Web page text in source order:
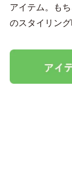
アイテム。も
のスタイリング